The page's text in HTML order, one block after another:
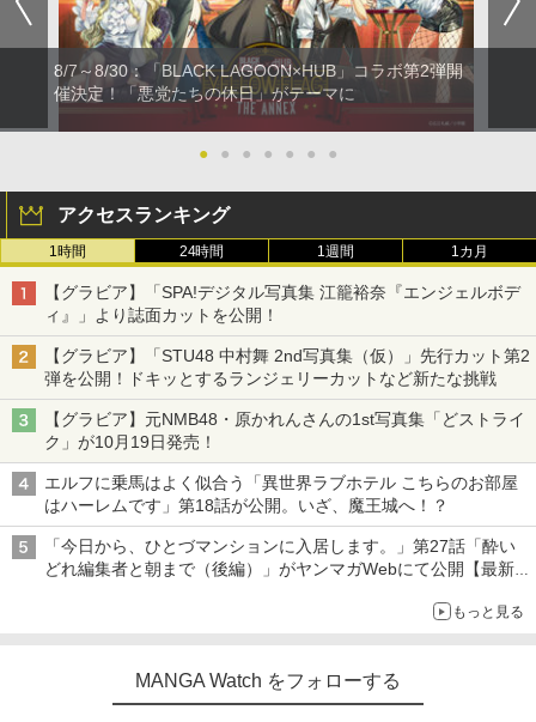
8/7～8/30：「BLACK LAGOON×HUB」コラボ第2弾開
催決定！「悪党たちの休日」がテーマに
● ● ● ● ● ● ●
アクセスランキング
1時間 24時間 1週間 1カ月
【グラビア】「SPA!デジタル写真集 江籠裕奈『エンジェルボデ
ィ』」より誌面カットを公開！
【グラビア】「STU48 中村舞 2nd写真集（仮）」先行カット第2
弾を公開！ドキッとするランジェリーカットなど新たな挑戦
【グラビア】元NMB48・原かれんさんの1st写真集「どストライ
ク」が10月19日発売！
エルフに乗馬はよく似合う「異世界ラブホテル こちらのお部屋
はハーレムです」第18話が公開。いざ、魔王城へ！？
「今日から、ひとづマンションに入居します。」第27話「酔い
どれ編集者と朝まで（後編）」がヤンマガWebにて公開【最新
もっと見る
MANGA Watch をフォローする